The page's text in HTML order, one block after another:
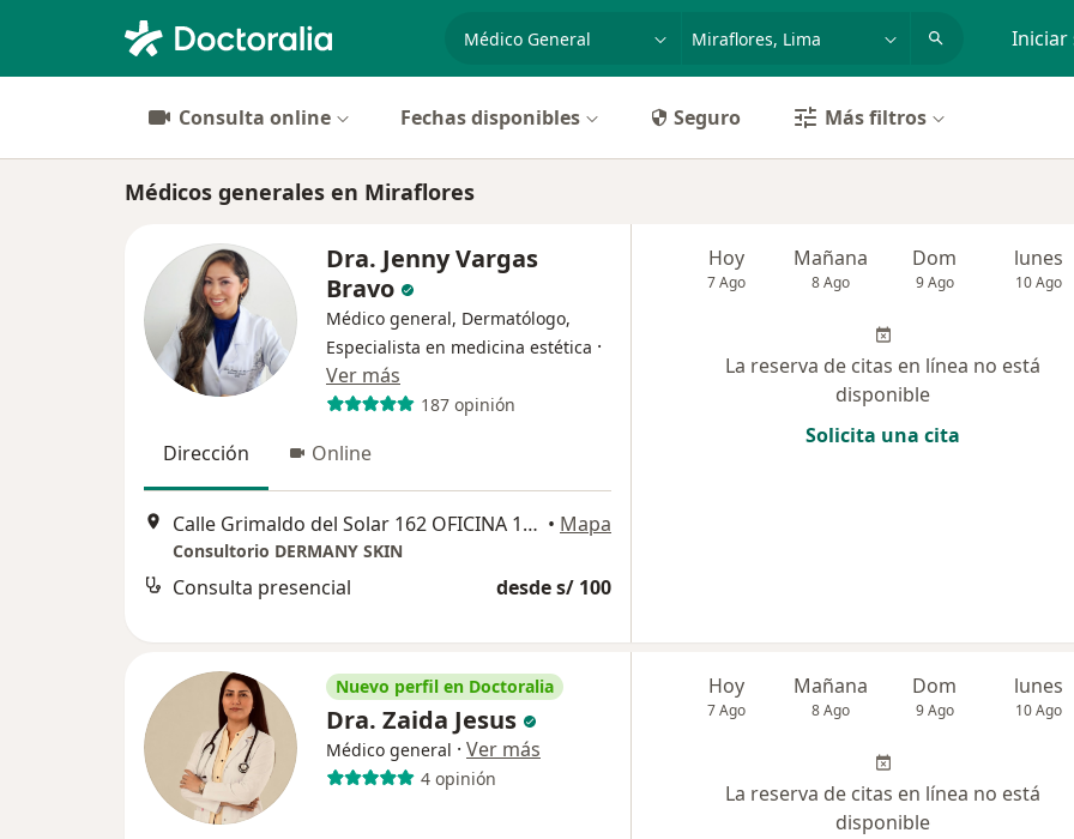
especialidad, enfermedad o nombre Iniciar
Consulta online Fechas disponibles Seguro Más filtros
Médicos generales en Miraflores
Dra. Jenny Vargas
Bravo
Médico general, Dermatólogo,
Especialista en medicina estética ·
Ver más
187 opinión
Dirección Online
Calle Grimaldo del Solar 162 OFICINA 1003, Miraflores • Mapa
Consultorio DERMANY SKIN
Consulta presencial desde s/ 100
Hoy
7 Ago
Mañana
8 Ago
Dom
9 Ago
lunes
10 Ago
La reserva de citas en línea no está
disponible
Solicita una cita
Nuevo perfil en Doctoralia
Dra. Zaida Jesus
Médico general · Ver más
4 opinión
Hoy
7 Ago
Mañana
8 Ago
Dom
9 Ago
lunes
10 Ago
La reserva de citas en línea no está
disponible